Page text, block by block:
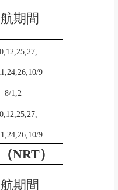
期間
9
8/1,2
9
NRT）
期間